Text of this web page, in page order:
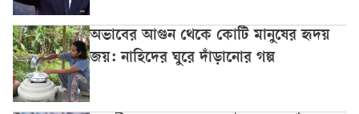
অভাবের আগুন থেকে কোটি মানুষের হৃদয়
জয়: নাহিদের ঘুরে দাঁড়ানোর গল্প